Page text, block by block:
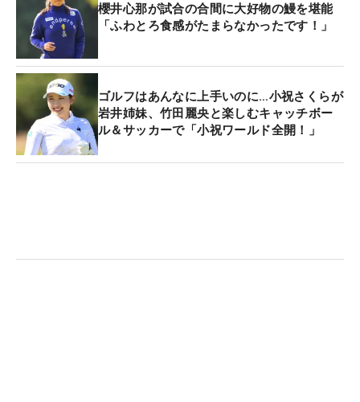
櫻井心那が試合の合間に大好物の鰻を堪能
「ふわとろ食感がたまらなかったです！」
ゴルフはあんなに上手いのに…小祝さくらが
岩井姉妹、竹田麗央と楽しむキャッチボー
ル＆サッカーで「小祝ワールド全開！」